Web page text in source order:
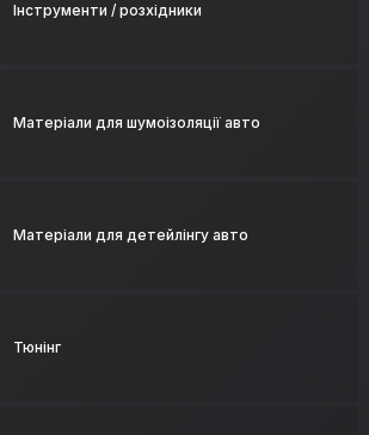
Інструменти / розхідники
Матеріали для шумоізоляції авто
Матеріали для детейлінгу авто
Тюнінг